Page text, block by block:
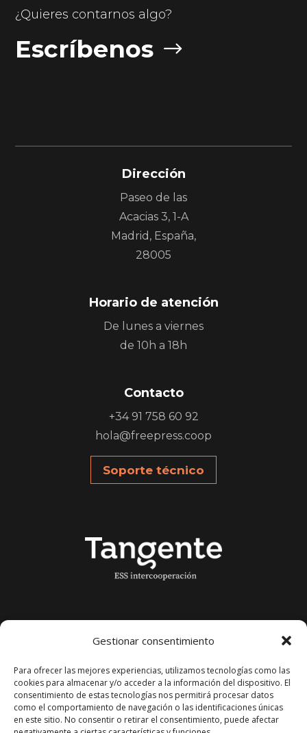
Gestionar consentimiento
Para ofrecer las mejores experiencias, utilizamos tecnologías como las
cookies para almacenar y/o acceder a la información del dispositivo. El
consentimiento de estas tecnologías nos permitirá procesar datos
como el comportamiento de navegación o las identificaciones únicas
en este sitio. No consentir o retirar el consentimiento, puede afectar
¿Quieres contarnos algo?
Escríbenos
Dirección
Paseo de las
Acacias 3, 1-A
Madrid, España,
28005
Horario de atención
De lunes a viernes
de 10h a 18h
Contacto
+34 91 758 60 92
hola@freepress.coop
Soporte técnico